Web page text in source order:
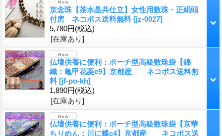
京念珠【茶水晶共仕立】女性用数珠・正絹頭
付房 ネコポス送料無料 [jz-0027]
5,780円(税込)
[在庫あり]
仏壇供養に便利：ポーチ型高級数珠袋【錦
織：亀甲花菱e9】京都産 ネコポス送料無
料 [jf-po-kh]
1,890円(税込)
[在庫あり]
仏壇供養に便利：ポーチ型高級数珠袋【京華
ちりめん：川に蝶c4】京都産 ネコポス送